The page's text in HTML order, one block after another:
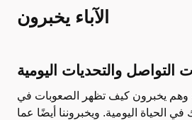
الآباء يخبرون
التواصل والتحديات اليومية
وهم يخبرون كيف تظهر الصعوبات في
في الحياة اليومية. ويخبروننا أيضًا عما